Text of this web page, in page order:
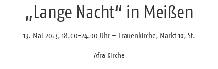
„Lange Nacht“ in Meißen
13. Mai 2023, 18.00-24.00 Uhr – Frauenkirche, Markt 10, St.
Afra Kirche